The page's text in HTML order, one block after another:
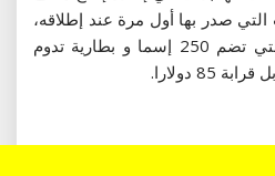
التي صدر بها أول مرة عند إطلاقه،
و من بينها لائحة الأسماء التي تضم 250 إسما و بطارية تدوم
دولارا.